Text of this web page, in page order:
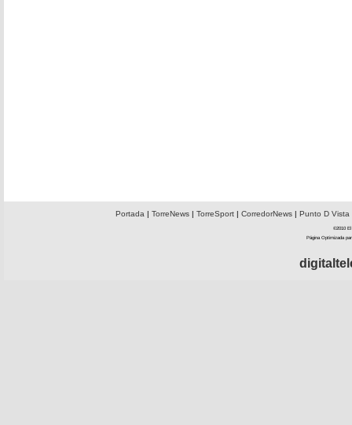
Portada | TorreNews| TorreSport| CorredorNews| Punto D Vista
©2010 El
Página Optimizada